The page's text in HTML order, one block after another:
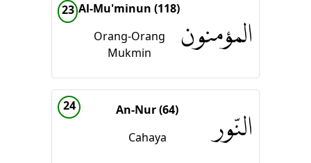
23 Al-Mu'minun (118)
Orang-Orang
Mukmin
المؤمنون
24
An-Nur (64)
Cahaya
النّور